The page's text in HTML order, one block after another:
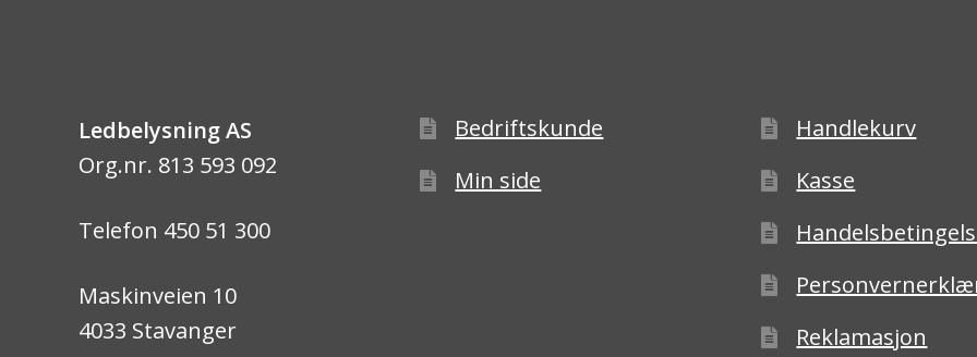
Ledbelysning AS
Org.nr. 813 593 092
Telefon 450 51 300
Maskinveien 10
4033 Stavanger
Bedriftskunde
Min side
Handlekurv
Kasse
Reklamasjon